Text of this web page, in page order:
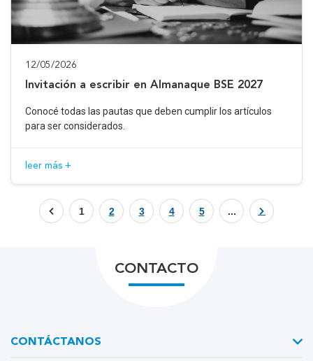
12/05/2026
Invitación a escribir en Almanaque BSE 2027
Conocé todas las pautas que deben cumplir los artículos
para ser considerados.
leer más +
1 2 3 4 5 ...
CONTACTO
CONTÁCTANOS